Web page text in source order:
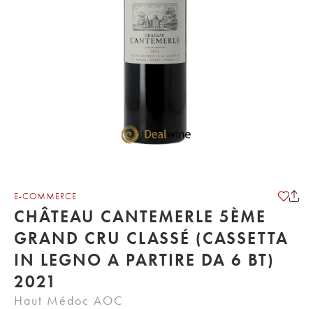
E-COMMERCE
CHÂTEAU CANTEMERLE 5ÈME
GRAND CRU CLASSÉ (CASSETTA
IN LEGNO A PARTIRE DA 6 BT)
2021
Haut Médoc AOC